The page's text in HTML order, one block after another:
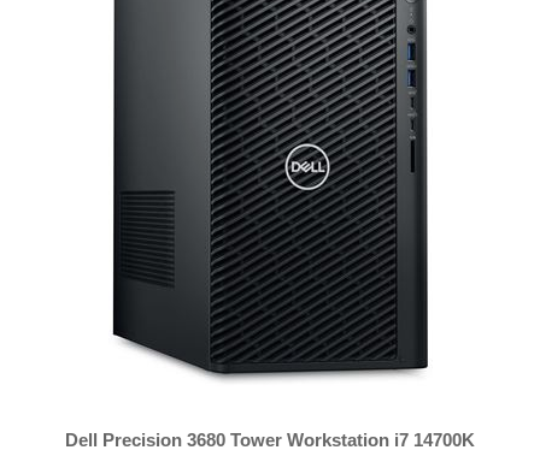
Dell Precision 3680 Tower Workstation i7 14700K